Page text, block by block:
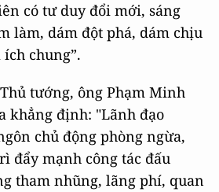
có tư duy đổi mới, sáng
làm, dám đột phá, dám chịu
chung”.
tướng, ông Phạm Minh
khẳng định: "Lãnh đạo
chủ động phòng ngừa,
đẩy mạnh công tác đấu
tham nhũng, lãng phí, quan